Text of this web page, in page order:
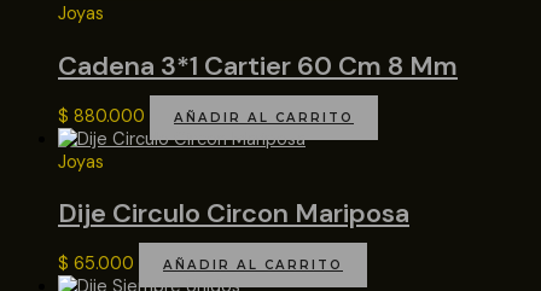
Joyas
Cadena 3*1 Cartier 60 Cm 8 Mm
$ 880.000 AÑADIR AL CARRITO
Joyas
Dije Circulo Circon Mariposa
$ 65.000 AÑADIR AL CARRITO